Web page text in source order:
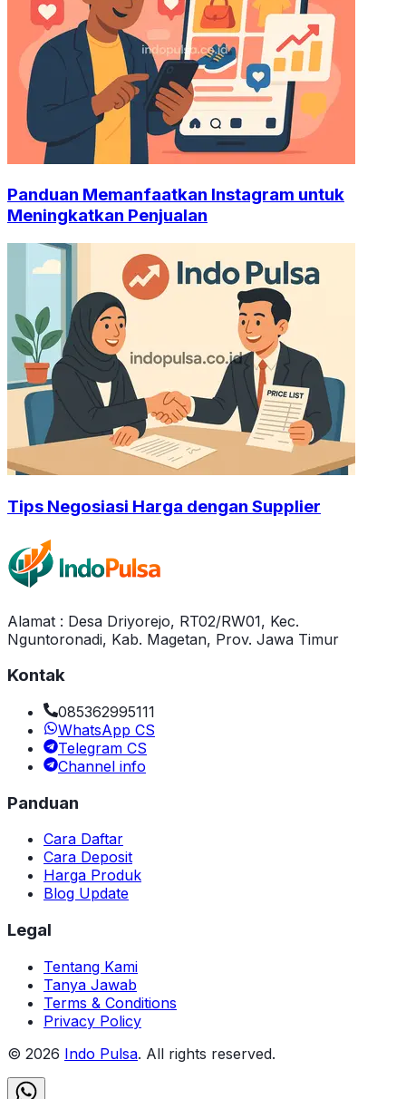
Panduan Memanfaatkan Instagram untuk
Meningkatkan Penjualan
Tips Negosiasi Harga dengan Supplier
Alamat : Desa Driyorejo, RT02/RW01, Kec.
Nguntoronadi, Kab. Magetan, Prov. Jawa Timur
Kontak
085362995111
WhatsApp CS
Telegram CS
Channel info
Panduan
Cara Daftar
Cara Deposit
Harga Produk
Blog Update
Legal
Tentang Kami
Tanya Jawab
Terms & Conditions
Privacy Policy
© 2026 Indo Pulsa. All rights reserved.